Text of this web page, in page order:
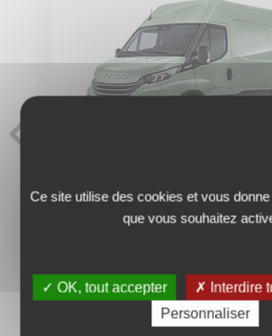
RÉALISÉE SUR-MESURE POUR VOTRE
EN SAVOIR PLUS
Ce site utilise des cookies et vous
que vous souhaitez
✓ OK, tout accepter
✗ Interdire
Personnaliser